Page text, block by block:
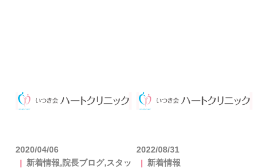
2020/04/06
新着情報,院長ブログ,スタッ
2022/08/31
新着情報